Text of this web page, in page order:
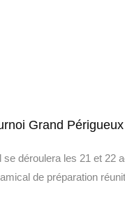
Grand
déroulera les 21 et 22
de préparation